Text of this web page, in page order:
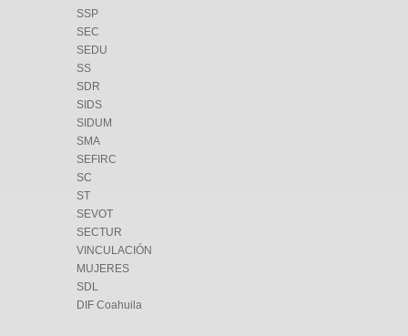
SSP
SEC
SEDU
SS
SDR
SIDS
SIDUM
SMA
SEFIRC
SC
ST
SEVOT
SECTUR
VINCULACIÓN
MUJERES
SDL
DIF Coahuila